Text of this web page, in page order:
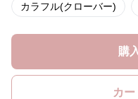
カラフル(クローバー)
購
カ